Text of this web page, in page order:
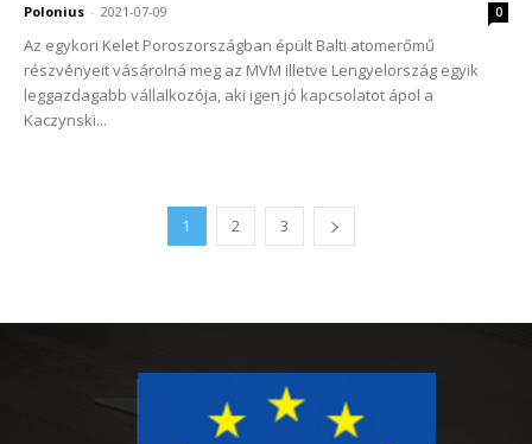
Polonius - 2021-07-09 0
Az egykori Kelet Poroszországban épült Balti atomerőmű
részvényeit vásárolná meg az MVM illetve Lengyelország egyik
leggazdagabb vállalkozója, aki igen jó kapcsolatot ápol a
Kaczynski...
1 2 3